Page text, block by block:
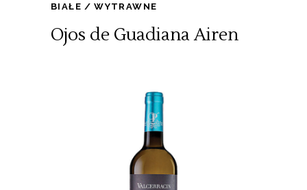
BIAŁE WYTRAWNE
Ojos de Guadiana Airen